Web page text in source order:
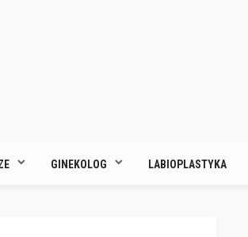
GINEKOLOG LABIOPLASTYKA